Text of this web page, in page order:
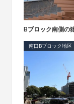
Bブロック南側の
南口Bブロック地区